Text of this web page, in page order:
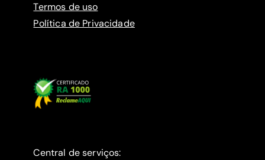
Termos de uso
Política de Privacidade
Central de serviços: